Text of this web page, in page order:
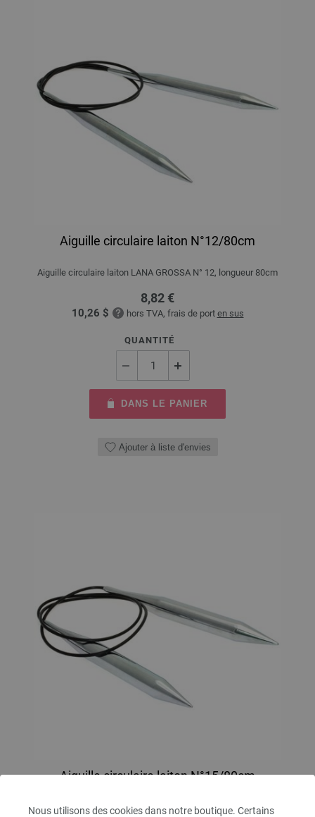
Nous utilisons des cookies dans notre boutique. Certains
Aiguille circulaire laiton N°12/80cm
Aiguille circulaire laiton LANA GROSSA N° 12, longueur 80cm
8,82 €
10,26 $ hors TVA, frais de port en sus
QUANTITÉ
DANS LE PANIER
Ajouter à liste d'envies
Aiguille circulaire laiton N°15/80cm
Aiguille circulaire laiton LANA GROSSA N° 15, longueur 80cm